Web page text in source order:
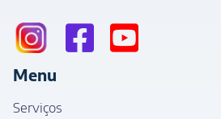
Menu
Serviços